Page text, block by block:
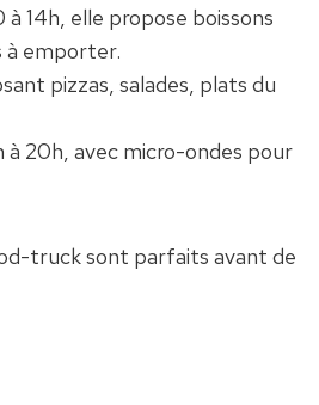
14h, elle propose boissons
à emporter.
pizzas, salades, plats du
à 20h, avec micro-ondes pour
truck sont parfaits avant de